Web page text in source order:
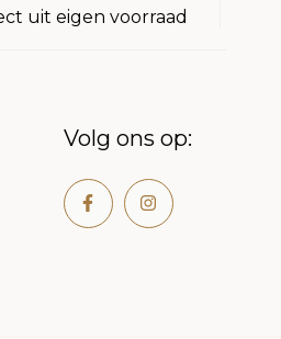
uit eigen voorraad
Volg ons op: